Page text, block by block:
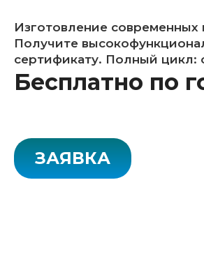
Изготовление
Получите
сертификату. Полный
Бесплатно по
ЗАЯВКА